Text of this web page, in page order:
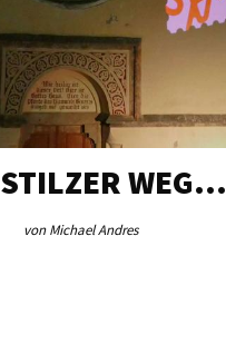
WEG…
von Michael Andres